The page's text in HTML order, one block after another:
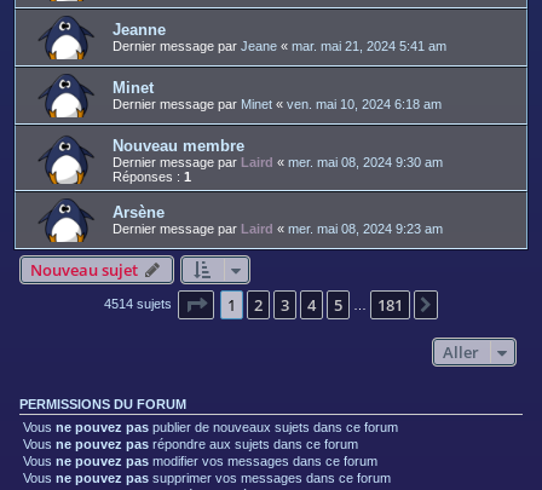
Jeanne
Dernier message par Jeane « mar. mai 21, 2024 5:41 am
Minet
Dernier message par Minet « ven. mai 10, 2024 6:18 am
Nouveau membre
Dernier message par Laird « mer. mai 08, 2024 9:30 am
Réponses : 1
Arsène
Dernier message par Laird « mer. mai 08, 2024 9:23 am
Nouveau sujet
4514 sujets Page 1sur181
1 2 3 4 5 181
Aller
PERMISSIONS DU FORUM
Vous ne pouvez pas publier de nouveaux sujets dans ce forum
Vous ne pouvez pas répondre aux sujets dans ce forum
Vous ne pouvez pas modifier vos messages dans ce forum
Vous ne pouvez pas supprimer vos messages dans ce forum